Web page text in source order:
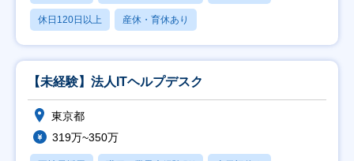
休日120日以上 産休・育休あり
【未経験】法人ITヘルプデスク
東京都
319万~350万